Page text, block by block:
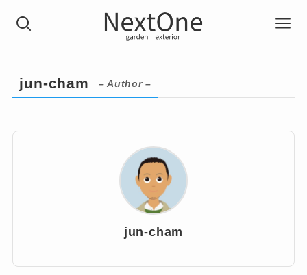
jun-cham – Author –
jun-cham